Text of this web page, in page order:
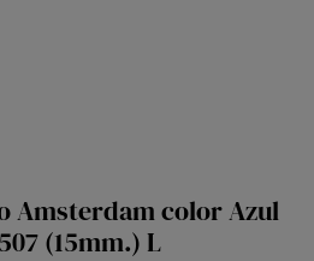
Amsterdam color Azul
(15mm.) L